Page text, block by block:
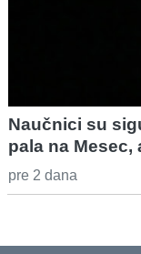
Naučnici su
pala na Mesec,
pre 2 dana